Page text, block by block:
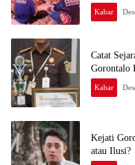
Kabar
Catat
Gorontalo
Kabar
Kejati
atau Ilusi?